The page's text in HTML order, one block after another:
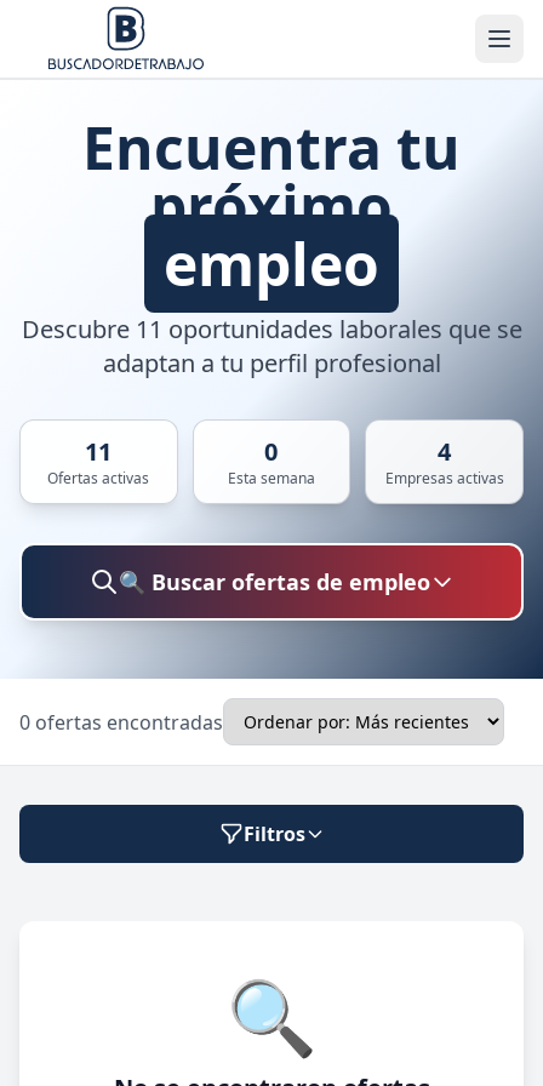
Encuentra tu
próximo
empleo
Descubre 11 oportunidades laborales que se
adaptan a tu perfil profesional
11
Ofertas activas
0
Esta semana
4
Empresas activas
🔍 Buscar ofertas de empleo
Ubicación
🔍 Buscar
0 ofertas encontradas
Filtros
Modalidad de trabajo🔍